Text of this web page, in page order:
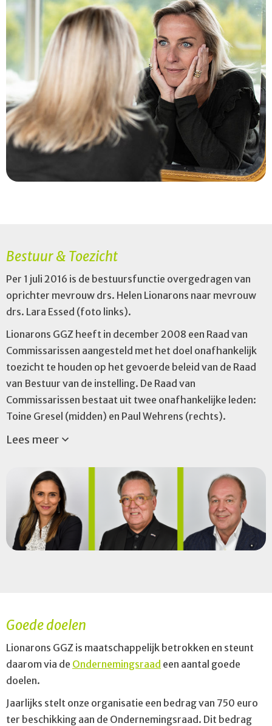
Bestuur & Toezicht
Per 1 juli 2016 is de bestuursfunctie overgedragen van
oprichter mevrouw drs. Helen Lionarons naar mevrouw
drs. Lara Essed (foto links).
Lionarons GGZ heeft in december 2008 een Raad van
Commissarissen aangesteld met het doel onafhankelijk
toezicht te houden op het gevoerde beleid van de Raad
van Bestuur van de instelling. De Raad van
Commissarissen bestaat uit twee onafhankelijke leden:
Toine Gresel (midden) en Paul Wehrens (rechts).
Lees meer
Goede doelen
Lionarons GGZ is maatschappelijk betrokken en steunt
daarom via de Ondernemingsraad een aantal goede
doelen.
Jaarlijks stelt onze organisatie een bedrag van 750 euro
ter beschikking aan de Ondernemingsraad. Dit bedrag